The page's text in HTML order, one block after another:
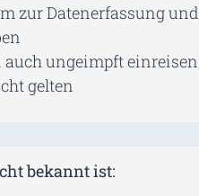
zur Datenerfassung
auch ungeimpft
gelten
bekannt ist: